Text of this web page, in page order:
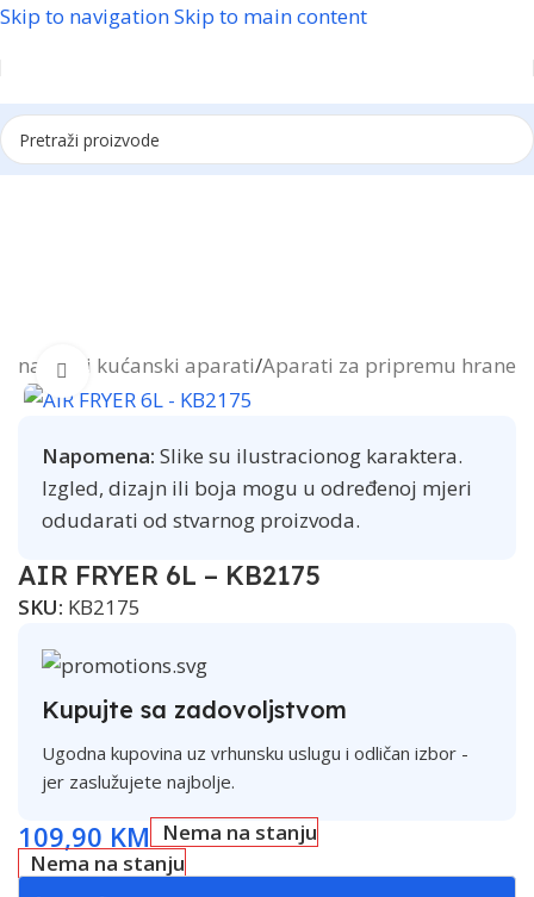
Skip to navigationSkip to main content
Reklama
Mali kućanski aparati/Aparati za pripremu hrane
Click to enlarge
Napomena: Slike su ilustracionog karaktera.
Izgled, dizajn ili boja mogu u određenoj mjeri
odudarati od stvarnog proizvoda.
AIR FRYER 6L – KB2175
SKU: KB2175
Kupujte sa zadovoljstvom
Ugodna kupovina uz vrhunsku uslugu i odličan izbor -
jer zaslužujete najbolje.
109,90 KM
Nema na stanju
Nema na stanju